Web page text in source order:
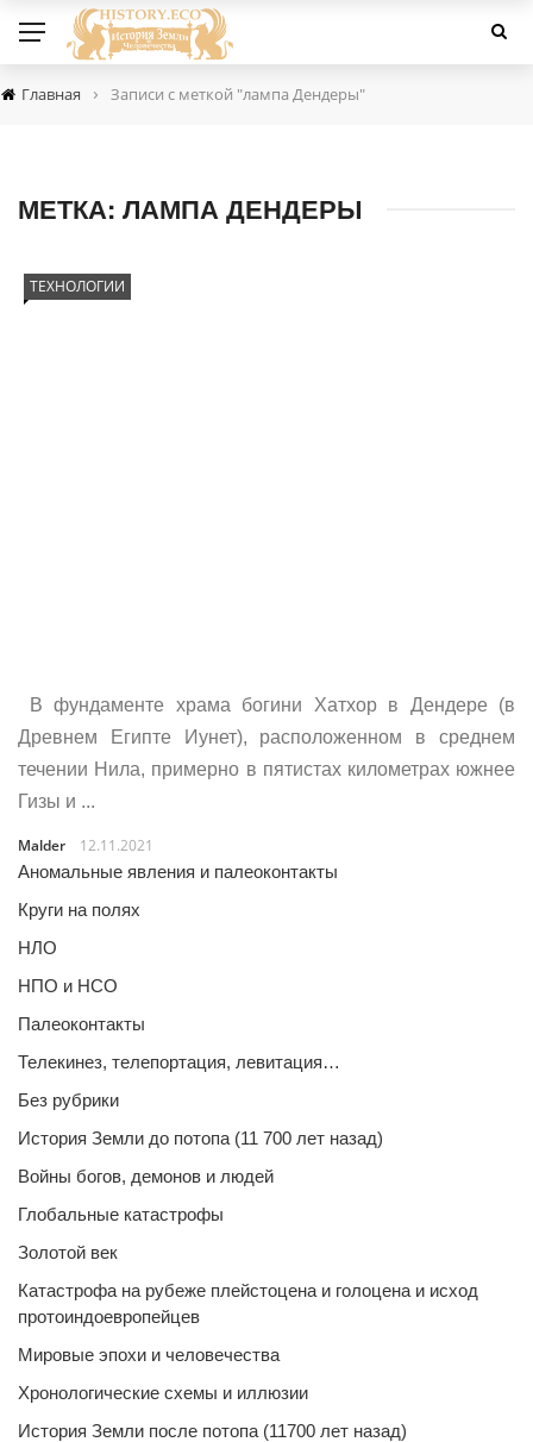
Главная › Записи с меткой "лампа Дендеры"
МЕТКА: ЛАМПА ДЕНДЕРЫ
ТЕХНОЛОГИИ
В фундаменте храма богини Хатхор в Дендере (в
Древнем Египте Иунет), расположенном в среднем
течении Нила, примерно в пятистах километрах южнее
Гизы и ...
Malder
12.11.2021
Аномальные явления и палеоконтакты
Круги на полях
НЛО
НПО и НСО
Палеоконтакты
Телекинез, телепортация, левитация…
Без рубрики
История Земли до потопа (11 700 лет назад)
Войны богов, демонов и людей
Глобальные катастрофы
Золотой век
Катастрофа на рубеже плейстоцена и голоцена и исход
протоиндоевропейцев
Мировые эпохи и человечества
Хронологические схемы и иллюзии
История Земли после потопа (11700 лет назад)